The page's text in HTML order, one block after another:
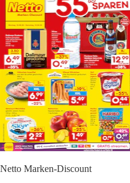
Netto Marken-Discount